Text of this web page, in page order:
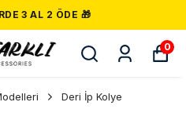
3 AL 2 ÖDE 🎁
0
Deri İp Kolye